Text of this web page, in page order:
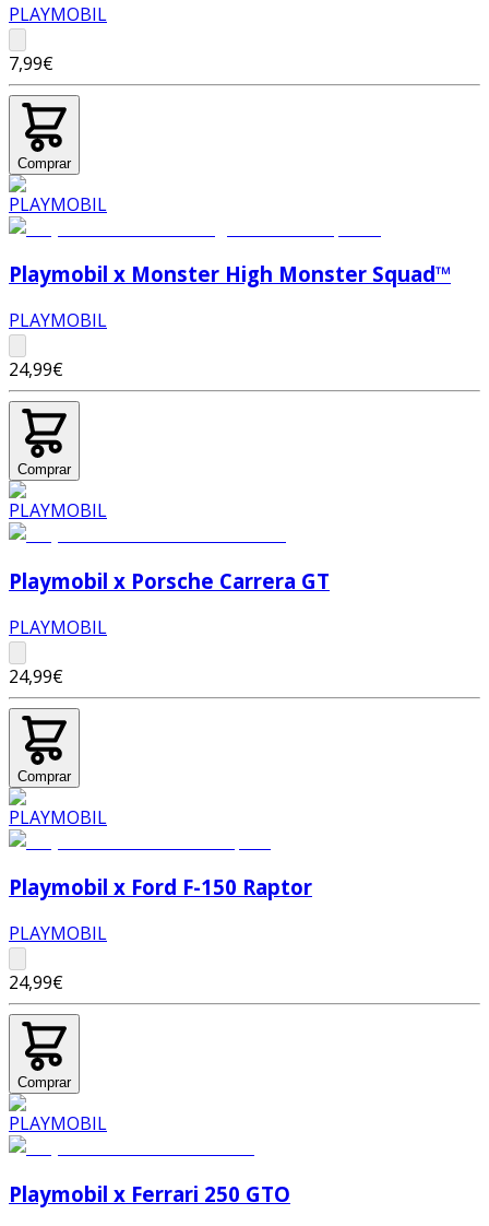
PLAYMOBIL
7,99€
Comprar
Playmobil x Monster High Monster Squad™
PLAYMOBIL
24,99€
Comprar
Playmobil x Porsche Carrera GT
PLAYMOBIL
24,99€
Comprar
Playmobil x Ford F-150 Raptor
PLAYMOBIL
24,99€
Comprar
Playmobil x Ferrari 250 GTO